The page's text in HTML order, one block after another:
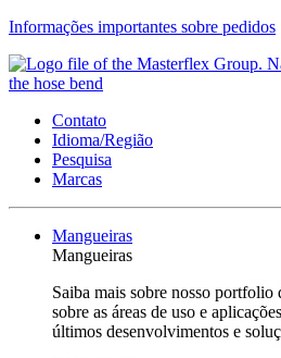
Informações importantes sobre pedidos
Contato
Idioma/Região
Pesquisa
Marcas
Mangueiras
Mangueiras
Saiba mais sobre nosso portfolio
sobre as áreas de uso e
últimos desenvolvimentos e